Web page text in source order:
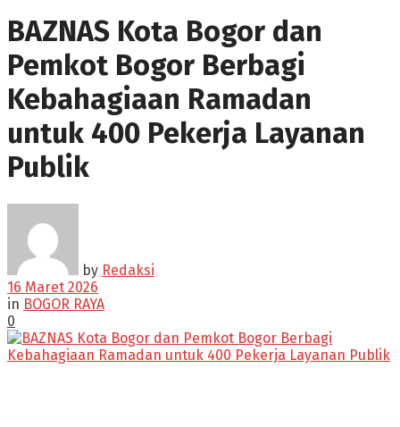
BAZNAS Kota Bogor dan
Pemkot Bogor Berbagi
Kebahagiaan Ramadan
untuk 400 Pekerja Layanan
Publik
by Redaksi
16 Maret 2026
in BOGOR RAYA
0